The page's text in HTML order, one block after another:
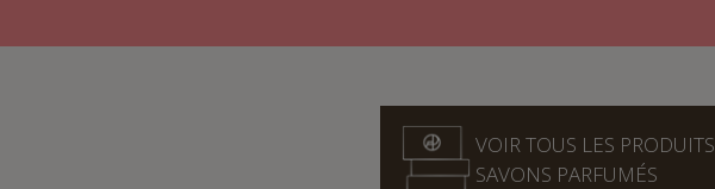
VOIR TOUS LES PRODUITS
SAVONS PARFUMÉS